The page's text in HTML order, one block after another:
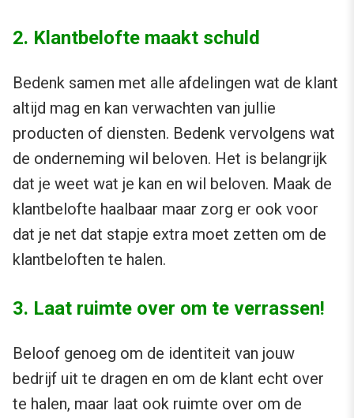
2. Klantbelofte maakt schuld
Bedenk samen met alle afdelingen wat de klant
altijd mag en kan verwachten van jullie
producten of diensten. Bedenk vervolgens wat
de onderneming wil beloven. Het is belangrijk
dat je weet wat je kan en wil beloven. Maak de
klantbelofte haalbaar maar zorg er ook voor
dat je net dat stapje extra moet zetten om de
klantbeloften te halen.
3. Laat ruimte over om te verrassen!
Beloof genoeg om de identiteit van jouw
bedrijf uit te dragen en om de klant echt over
te halen, maar laat ook ruimte over om de